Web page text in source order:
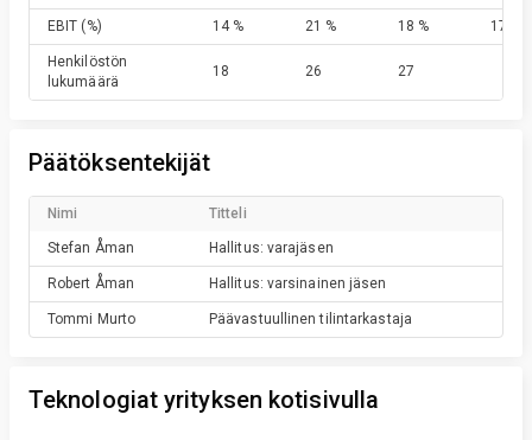
EBIT (%) 14 % 21 % 18 % 17 %
Henkilöstön
lukumäärä
18 26 27
Päätöksentekijät
Nimi Titteli
Stefan Åman Hallitus: varajäsen
Robert Åman Hallitus: varsinainen jäsen
Tommi Murto Päävastuullinen tilintarkastaja
Teknologiat yrityksen kotisivulla